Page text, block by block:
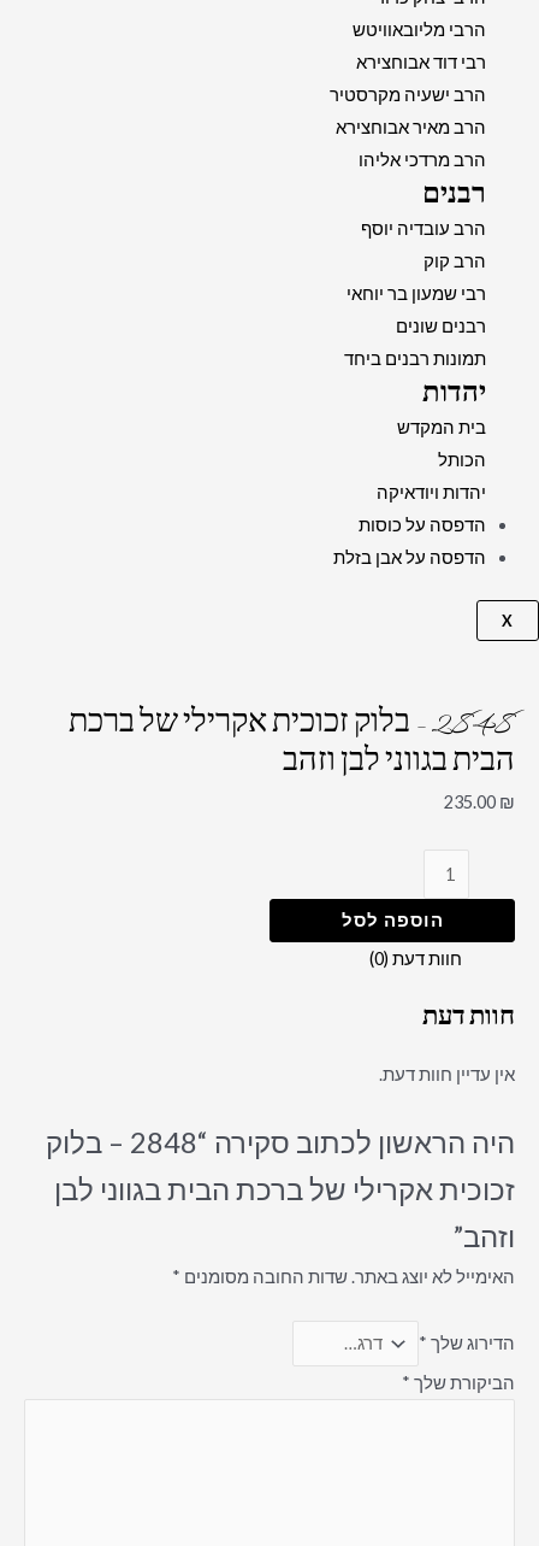
הרבי מליובאוויטש
רבי דוד אבוחצירא
הרב ישעיה מקרסטיר
הרב מאיר אבוחצירא
הרב מרדכי אליהו
רבנים
הרב עובדיה יוסף
הרב קוק
רבי שמעון בר יוחאי
רבנים שונים
תמונות רבנים ביחד
יהדות
בית המקדש
הכותל
יהדות ויודאיקה
הדפסה על כוסות
הדפסה על אבן בזלת
X
2848 – בלוק זכוכית אקרילי של ברכת
הבית בגווני לבן וזהב
235.00 ₪
הוספה לסל
חוות דעת (0)
חוות דעת
אין עדיין חוות דעת.
היה הראשון לכתוב סקירה “2848 – בלוק
זכוכית אקרילי של ברכת הבית בגווני לבן
וזהב”
האימייל לא יוצג באתר.שדות החובה מסומנים *
הדירוג שלך *
הביקורת שלך *